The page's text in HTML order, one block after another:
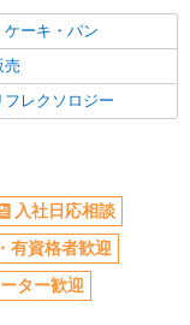
場企業のグループ会
設備管理
ケーキ・パン
売
フレクソロジー
入社日応相談
有資格者歓迎
ター歓迎